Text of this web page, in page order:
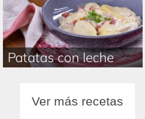
Patatas con leche
Ver más recetas